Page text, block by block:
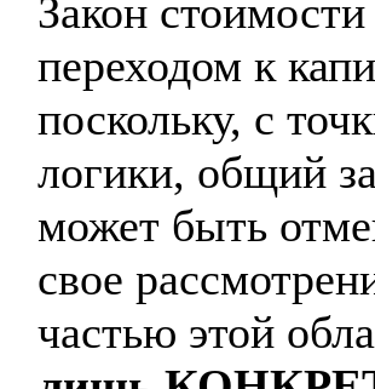
Закон
переходом к
поскольку, с
логики, общий
может быть
свое
частью этой